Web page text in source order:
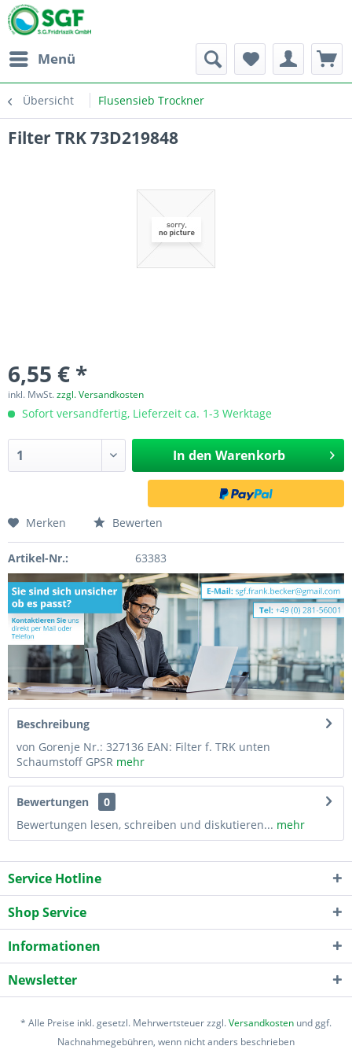
Menü
Übersicht Flusensieb Trockner
Filter TRK 73D219848
6,55 € *
inkl. MwSt.zzgl. Versandkosten
Sofort versandfertig, Lieferzeit ca. 1-3 Werktage
In den Warenkorb
Merken Bewerten
Artikel-Nr.: 63383
Beschreibung
von Gorenje Nr.: 327136 EAN: Filter f. TRK unten
Schaumstoff GPSR mehr
Bewertungen
0
Bewertungen lesen, schreiben und diskutieren... mehr
Service Hotline
Shop Service
Informationen
Newsletter
* Alle Preise inkl. gesetzl. Mehrwertsteuer zzgl.Versandkosten und ggf.
Nachnahmegebühren, wenn nicht anders beschrieben